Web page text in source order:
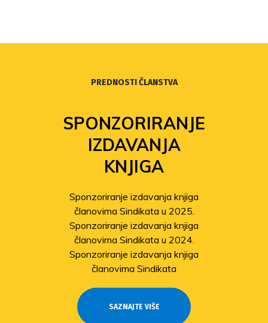
PREDNOSTI ČLANSTVA
SPONZORIRANJE
IZDAVANJA
KNJIGA
Sponzoriranje izdavanja knjiga
članovima Sindikata u 2025.
Sponzoriranje izdavanja knjiga
članovima Sindikata u 2024.
Sponzoriranje izdavanja knjiga
članovima Sindikata
SAZNAJTE VIŠE